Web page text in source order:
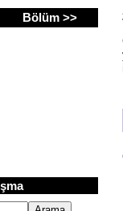
Bölüm >>